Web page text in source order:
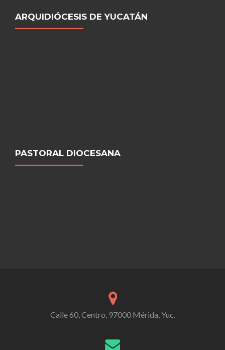
ARQUIDIÓCESIS DE YUCATÁN
PASTORAL DIOCESANA
Calle 60, Centro, 97000 Mérida, Yuc.